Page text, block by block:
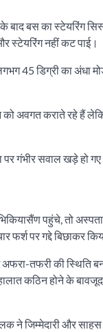
बाद बस का स्टेयरिंग
स्टेयरिंग नहीं कट पाई।
45 डिग्री का अंधा
अवगत कराते रहे हैं
गंभीर सवाल खड़े हो गए
पहुंचे, तो
फर्श पर गद्दे बिछाकर
तफरी की
कठिन होने के
ने जिम्मेदारी और